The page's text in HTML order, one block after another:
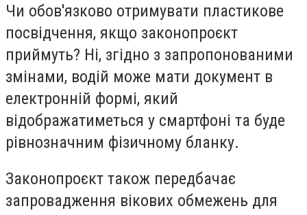
Чи обов'язково отримувати пластикове
посвідчення, якщо законопроєкт
приймуть? Ні, згідно з запропонованими
змінами, водій може мати документ в
електронній формі, який
відображатиметься у смартфоні та буде
рівнозначним фізичному бланку.
Законопроєкт також передбачає
запровадження вікових обмежень для